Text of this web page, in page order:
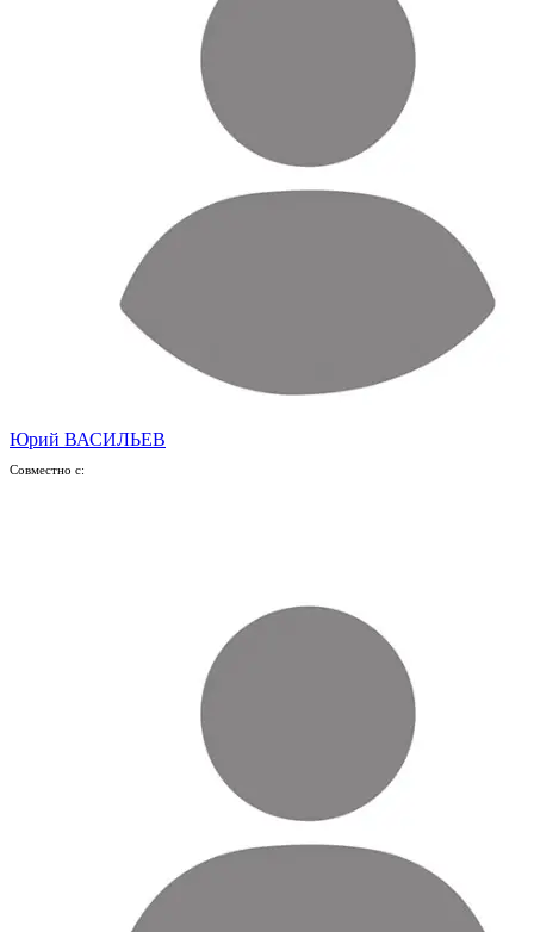
Юрий ВАСИЛЬЕВ
Совместно с: